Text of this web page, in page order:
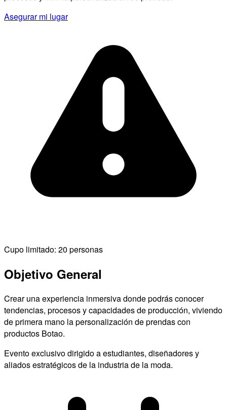
Asegurar mi lugar
Cupo limitado: 20 personas
Objetivo General
Crear una experiencia inmersiva donde podrás conocer
tendencias, procesos y capacidades de producción, viviendo
de primera mano la personalización de prendas con
productos Botao.
Evento exclusivo dirigido a estudiantes, diseñadores y
aliados estratégicos de la industria de la moda.